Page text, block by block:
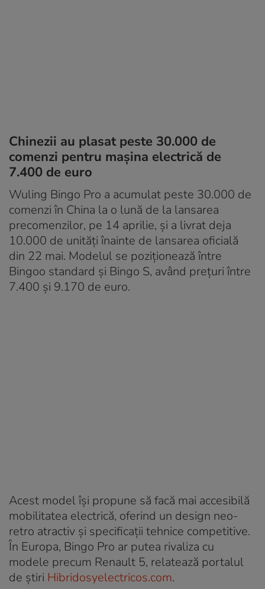
Chinezii au plasat peste 30.000 de
comenzi pentru mașina electrică de
7.400 de euro
Wuling Bingo Pro a acumulat peste 30.000 de
comenzi în China la o lună de la lansarea
precomenzilor, pe 14 aprilie, și a livrat deja
10.000 de unități înainte de lansarea oficială
din 22 mai. Modelul se poziționează între
Bingoo standard și Bingo S, având prețuri între
7.400 și 9.170 de euro.
Acest model își propune să facă mai accesibilă
mobilitatea electrică, oferind un design neo-
retro atractiv și specificații tehnice competitive.
În Europa, Bingo Pro ar putea rivaliza cu
modele precum Renault 5, relatează portalul
de știri Hibridosyelectricos.com.